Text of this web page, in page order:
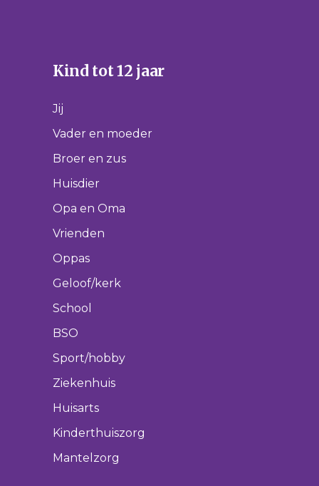
Kind tot 12 jaar
Jij
Vader en moeder
Broer en zus
Huisdier
Opa en Oma
Vrienden
Oppas
Geloof/kerk
School
BSO
Sport/hobby
Ziekenhuis
Huisarts
Kinderthuiszorg
Mantelzorg